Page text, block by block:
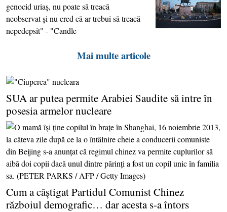
genocid uriaş, nu poate să treacă
neobservat şi nu cred că ar trebui să treacă
nepedepsit" - "Candle
Mai multe articole
SUA ar putea permite Arabiei Saudite să intre în
posesia armelor nucleare
Cum a câştigat Partidul Comunist Chinez
războiul demografic… dar acesta s-a întors